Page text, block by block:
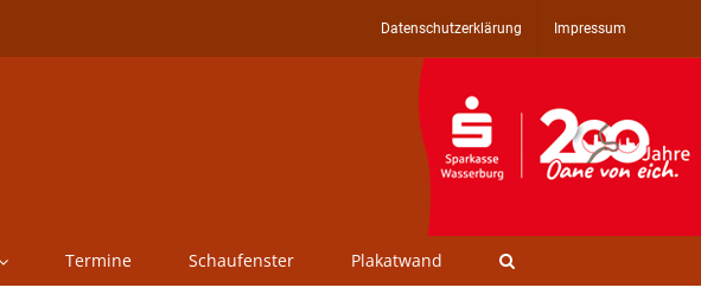
Datenschutzerklärung Impressum
Termine Schaufenster Plakatwand